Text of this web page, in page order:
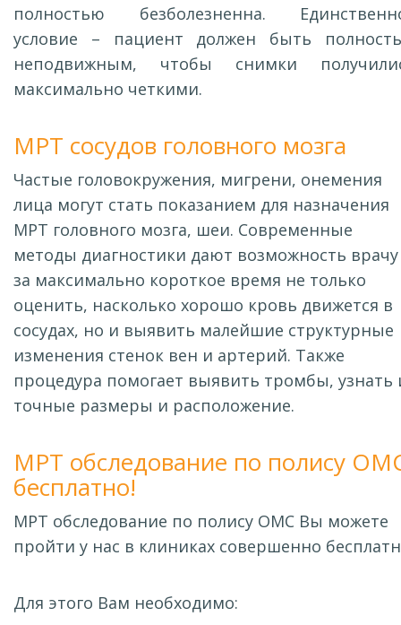
полностью безболезненна.
условие – пациент должен быть
неподвижным, чтобы снимки
максимально четкими.
МРТ сосудов головного мозга
Частые головокружения, мигрени, онемения
лица могут стать показанием для назначения
МРТ головного мозга, шеи. Современные
методы диагностики дают возможность врачу
за максимально короткое время не только
оценить, насколько хорошо кровь движется в
сосудах, но и выявить малейшие структурные
изменения стенок вен и артерий. Также
процедура помогает выявить тромбы, узнать
точные размеры и расположение.
МРТ обследование по полису
бесплатно!
МРТ обследование по полису ОМС Вы можете
пройти у нас в клиниках совершенно
Для этого Вам необходимо: